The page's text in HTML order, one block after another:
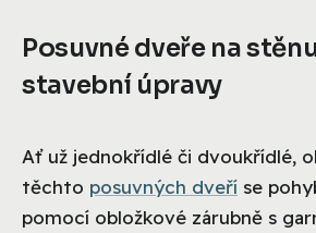
Posuvné dveře na
stavební úpravy
Ať už jednokřídlé či dvoukřídlé,
těchto posuvných dveří se
pomocí obložkové zárubně s